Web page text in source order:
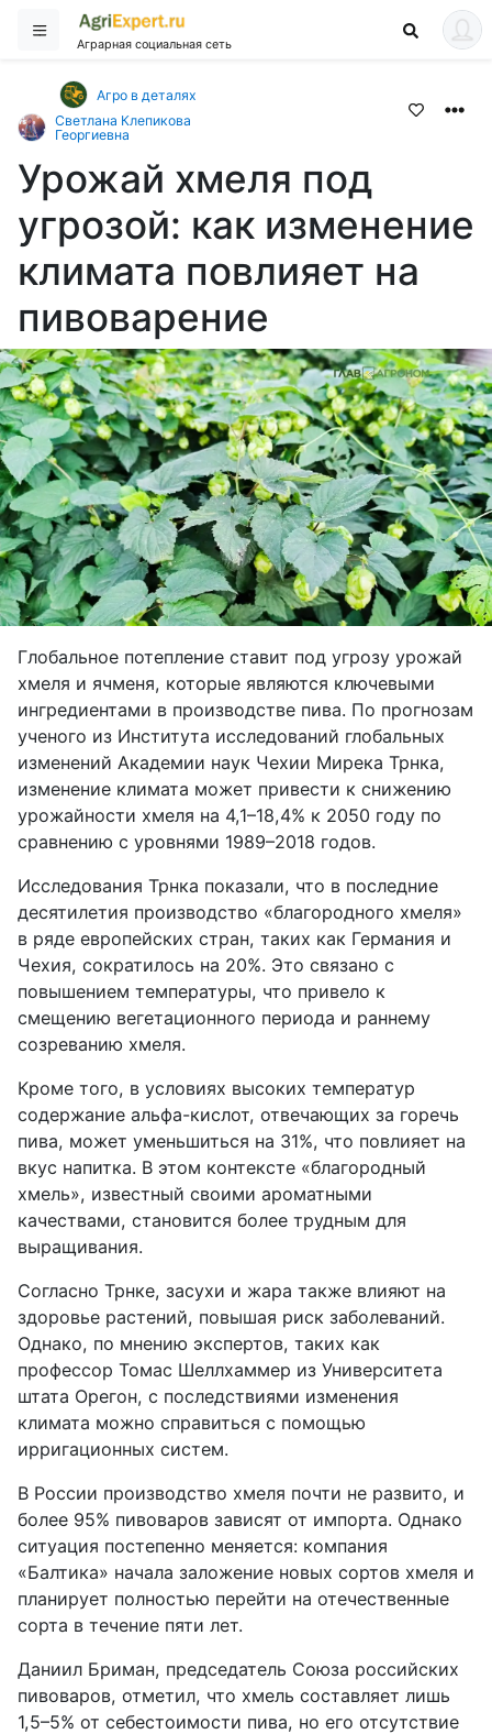
Аграрная социальная сеть
Агро в деталях
Светлана Клепикова
Георгиевна
Урожай хмеля под
угрозой: как изменение
климата повлияет на
пивоварение
Глобальное потепление ставит под угрозу урожай
хмеля и ячменя, которые являются ключевыми
ингредиентами в производстве пива. По прогнозам
ученого из Института исследований глобальных
изменений Академии наук Чехии Мирека Трнка,
изменение климата может привести к снижению
урожайности хмеля на 4,1–18,4% к 2050 году по
сравнению с уровнями 1989–2018 годов.
Исследования Трнка показали, что в последние
десятилетия производство «благородного хмеля»
в ряде европейских стран, таких как Германия и
Чехия, сократилось на 20%. Это связано с
повышением температуры, что привело к
смещению вегетационного периода и раннему
созреванию хмеля.
Кроме того, в условиях высоких температур
содержание альфа-кислот, отвечающих за горечь
пива, может уменьшиться на 31%, что повлияет на
вкус напитка. В этом контексте «благородный
хмель», известный своими ароматными
качествами, становится более трудным для
выращивания.
Согласно Трнке, засухи и жара также влияют на
здоровье растений, повышая риск заболеваний.
Однако, по мнению экспертов, таких как
профессор Томас Шеллхаммер из Университета
штата Орегон, с последствиями изменения
климата можно справиться с помощью
ирригационных систем.
В России производство хмеля почти не развито, и
более 95% пивоваров зависят от импорта. Однако
ситуация постепенно меняется: компания
«Балтика» начала заложение новых сортов хмеля и
планирует полностью перейти на отечественные
сорта в течение пяти лет.
Даниил Бриман, председатель Союза российских
пивоваров, отметил, что хмель составляет лишь
1,5–5% от себестоимости пива, но его отсутствие